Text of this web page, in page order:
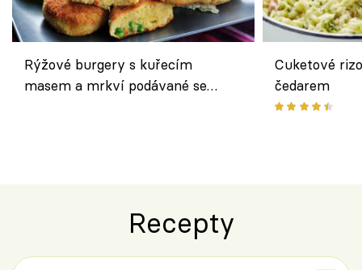
Rýžové burgery s kuřecím
masem a mrkví podávané se
Cuketové
čedarem
Recepty